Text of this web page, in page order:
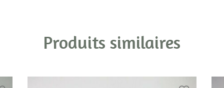
Produits similaires